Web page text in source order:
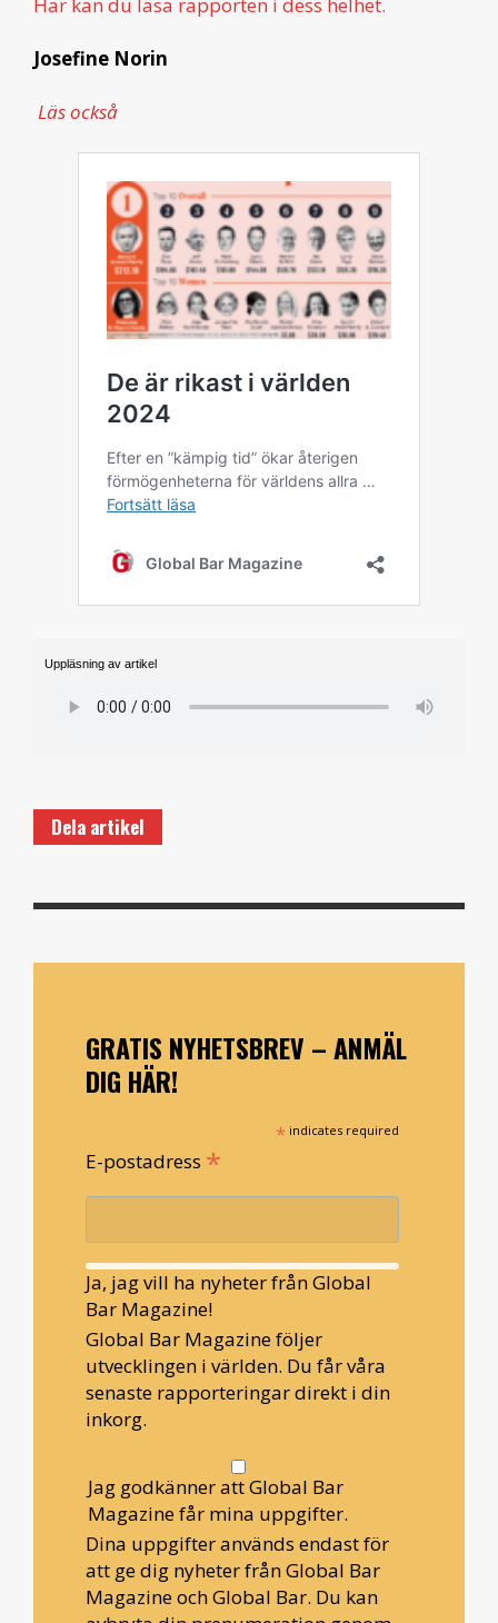
Josefine Norin
Läs också
Uppläsning av artikel
Dela artikel
GRATIS NYHETSBREV – ANMÄL
DIG HÄR!
* indicates required
E-postadress *
Ja, jag vill ha nyheter från Global
Bar Magazine!
Global Bar Magazine följer
utvecklingen i världen. Du får våra
senaste rapporteringar direkt i din
inkorg.
Jag godkänner att Global Bar
Magazine får mina uppgifter.
Dina uppgifter används endast för
att ge dig nyheter från Global Bar
Magazine och Global Bar. Du kan